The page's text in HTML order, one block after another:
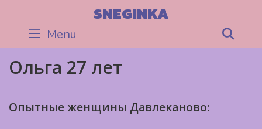
content
SNEGINKA
Menu
Ольга 27 лет
Опытные женщины Давлеканово: